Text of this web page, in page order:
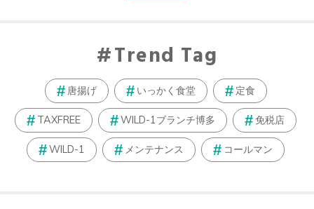
Trend Tag
唐揚げ いっかく食堂 定食
TAXFREE WILD-1ブランチ博多 免税店
WILD-1 メンテナンス コールマン